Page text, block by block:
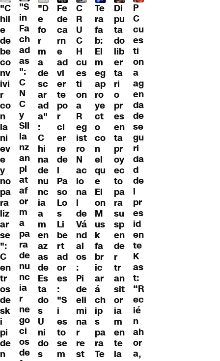
"C
hil
e
de
be
co
nv
ivi
r
co
n
la
ni
ev
e
y
no
pa
ra
liz
ar
se
":
C
en
tr
os
de
sk
i
pi
de
n
"S
in
Fa
ch
ad
as
":
C
N
C
y
SII
la
nz
an
pl
at
af
or
m
a
pa
ra
de
nu
nc
ia
r
ne
go
ci
os
de
"D
e
fo
r
m
a
de
sc
ar
ad
a"
:
C
hi
na
de
nu
nc
ia
a
m
en
az
as
de
Es
ta
do
s
U
ni
do
s
Fe
de
ca
rn
e
ad
vi
er
te
po
r
ci
er
re
de
l
Pa
so
Lo
s
Li
be
rt
ad
or
es
:
"S
i
es
to
se
m
C
R
U
C
H
cu
es
ti
on
a
R
eg
ist
ro
N
ac
io
na
l
de
Vá
nd
al
os
:
Pi
de
eli
mi
na
r
re
st
Te
ra
fa
b:
El
m
eg
ap
ro
ye
ct
o
co
n
el
qu
e
El
on
M
us
k
fa
br
ic
ar
á
ch
ip
s
pa
ra
Te
Di
pu
ta
do
lib
er
ta
ri
o
pr
es
en
ta
pr
oy
ec
to
pa
ra
su
sp
en
de
r
tr
an
sit
or
ia
m
en
te
la
P
C
cu
es
ti
on
a
ag
en
da
de
se
gu
ri
da
d
de
l
pr
es
id
en
te
K
as
t:
“R
ec
ié
n
ah
or
a,